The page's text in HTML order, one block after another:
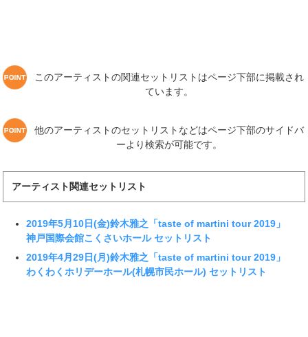
このアーティストの関連セットリストはページ下部に掲載され
ています。
他のアーティストのセットリストなどはページ下部のサイドバ
ーより検索が可能です。
アーティスト関連セットリスト
2019年5月10日(金)鈴木雅之「taste of martini tour 2019」
神戸国際会館こくさいホール セットリスト
2019年4月29日(月)鈴木雅之「taste of martini tour 2019」
わくわくホリデーホール(札幌市民ホール) セットリスト